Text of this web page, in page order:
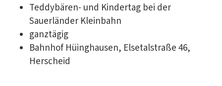
Teddybären- und Kindertag bei der
Sauerländer Kleinbahn
ganztägig
Bahnhof Hüinghausen, Elsetalstraße 46,
Herscheid